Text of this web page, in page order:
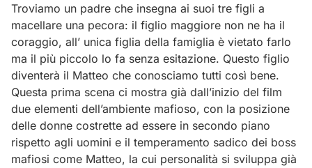
Troviamo un padre che insegna ai suoi tre figli a
macellare una pecora: il figlio maggiore non ne ha il
coraggio, all’ unica figlia della famiglia è vietato farlo
ma il più piccolo lo fa senza esitazione. Questo figlio
diventerà il Matteo che conosciamo tutti così bene.
Questa prima scena ci mostra già dall’inizio del film
due elementi dell’ambiente mafioso, con la posizione
delle donne costrette ad essere in secondo piano
rispetto agli uomini e il temperamento sadico dei boss
mafiosi come Matteo, la cui personalità si sviluppa già